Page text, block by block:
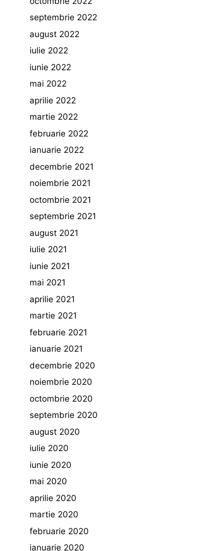
septembrie 2022
august 2022
iulie 2022
iunie 2022
mai 2022
aprilie 2022
martie 2022
februarie 2022
ianuarie 2022
decembrie 2021
noiembrie 2021
octombrie 2021
septembrie 2021
august 2021
iulie 2021
iunie 2021
mai 2021
aprilie 2021
martie 2021
februarie 2021
ianuarie 2021
decembrie 2020
noiembrie 2020
octombrie 2020
septembrie 2020
august 2020
iulie 2020
iunie 2020
mai 2020
aprilie 2020
martie 2020
februarie 2020
ianuarie 2020